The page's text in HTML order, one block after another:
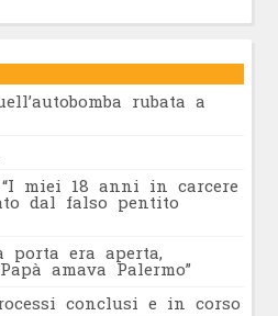
rubata a
“I miei 18 anni in carcere
dal falso pentito
porta era aperta,
amava Palermo”
conclusi e in corso